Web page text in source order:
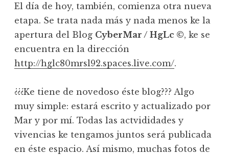
El día de hoy, también, comienza otra nueva
etapa. Se trata nada más y nada menos ke la
apertura del Blog CyberMar / HgLc ©, ke se
encuentra en la dirección
http://hglc80mrsl92.spaces.live.com/.
¿¿¿Ke tiene de novedoso éste blog??? Algo
muy simple: estará escrito y actualizado por
Mar y por mí. Todas las actvididades y
vivencias ke tengamos juntos será publicada
en éste espacio. Así mismo, muchas fotos de